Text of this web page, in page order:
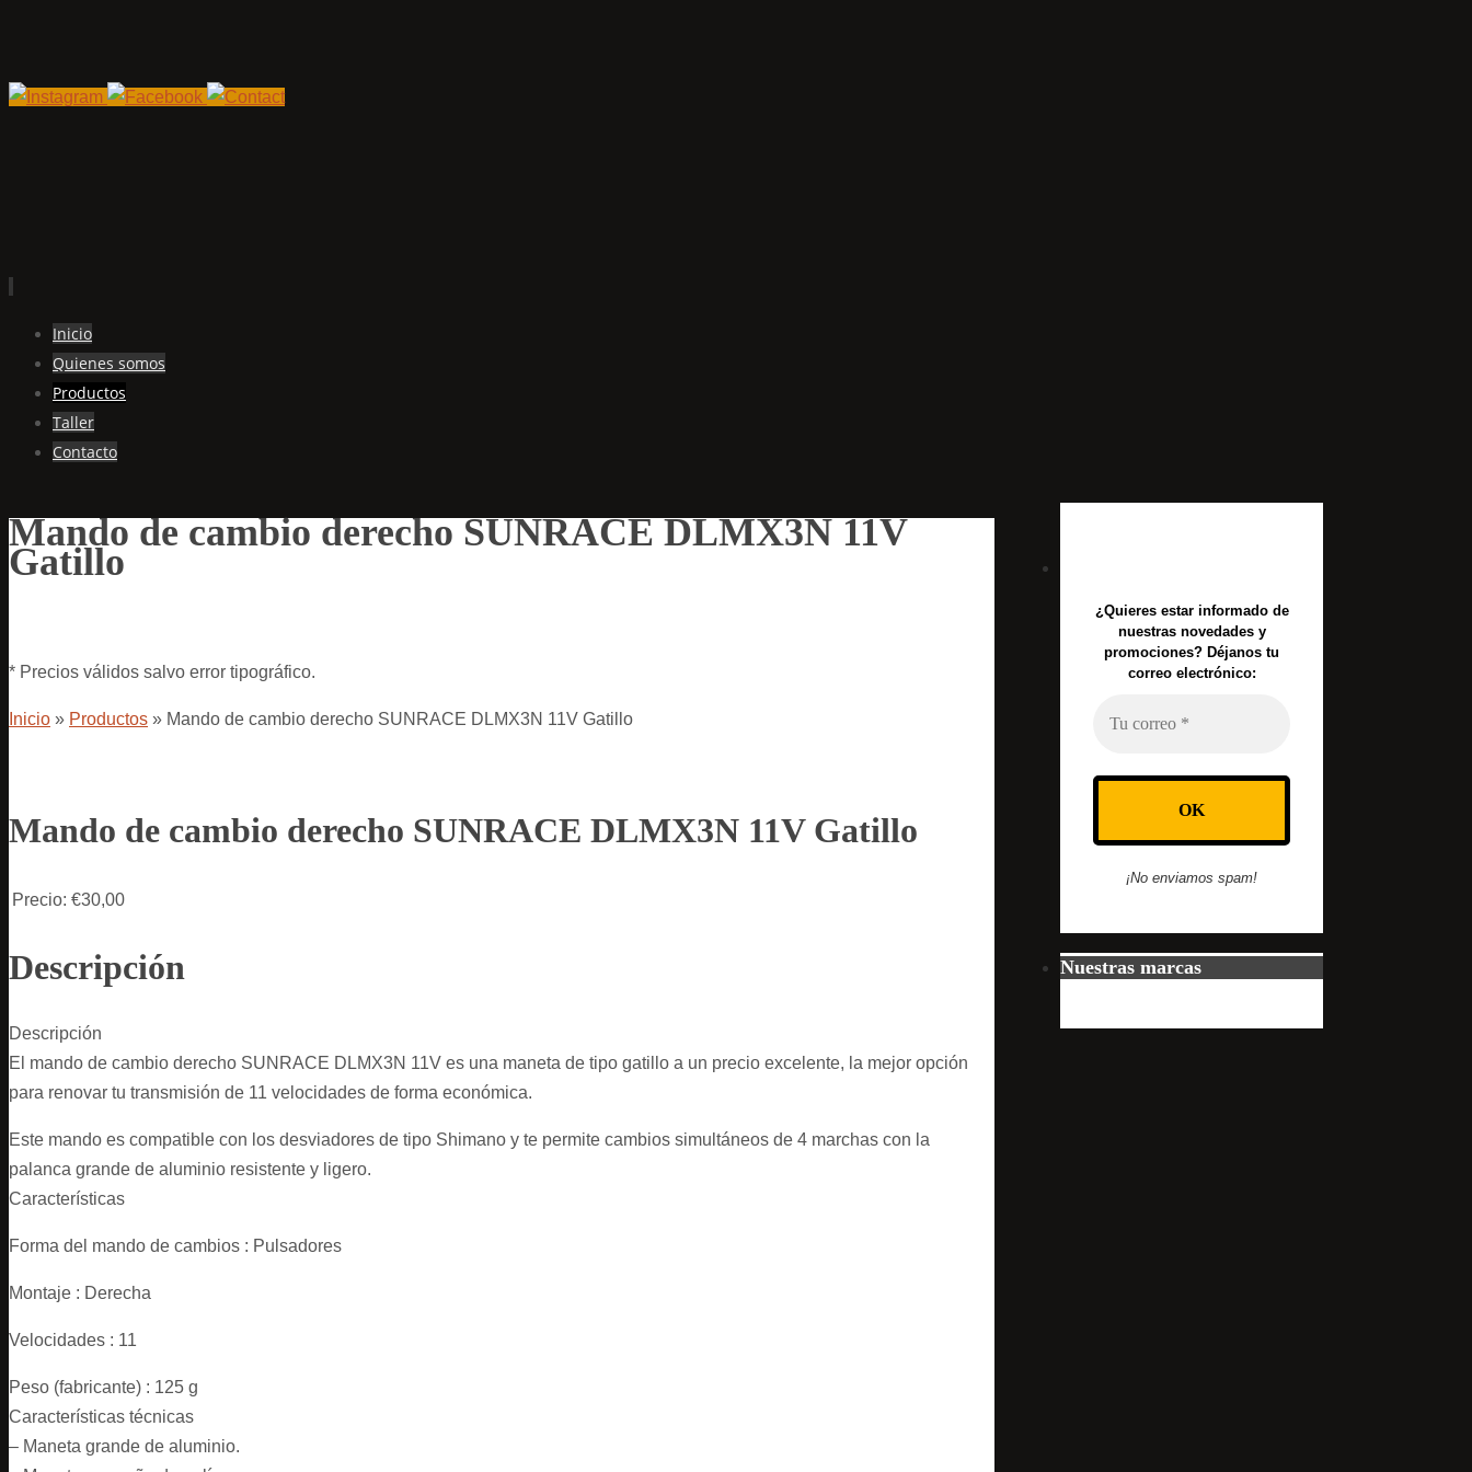
contenido
Inicio
Quienes somos
Productos
Taller
Contacto
Mando de cambio derecho SUNRACE DLMX3N 11V
Gatillo
* Precios válidos salvo error tipográfico.
Inicio » Productos » Mando de cambio derecho SUNRACE DLMX3N 11V Gatillo
Mando de cambio derecho SUNRACE DLMX3N 11V Gatillo
Precio: €30,00
Descripción
Descripción
El mando de cambio derecho SUNRACE DLMX3N 11V es una maneta de tipo gatillo a un precio excelente, la mejor opción
para renovar tu transmisión de 11 velocidades de forma económica.
Este mando es compatible con los desviadores de tipo Shimano y te permite cambios simultáneos de 4 marchas con la
palanca grande de aluminio resistente y ligero.
Características
Forma del mando de cambios : Pulsadores
Montaje : Derecha
Velocidades : 11
Peso (fabricante) : 125 g
Características técnicas
– Maneta grande de aluminio.
¿Quieres estar informado de
nuestras novedades y
promociones? Déjanos tu
correo electrónico:
¡No enviamos spam!
Nuestras marcas